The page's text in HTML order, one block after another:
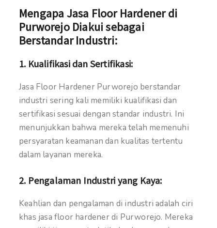
Mengapa Jasa Floor Hardener di
Purworejo Diakui sebagai
Berstandar Industri:
1. Kualifikasi dan Sertifikasi:
Jasa Floor Hardener Purworejo berstandar
industri sering kali memiliki kualifikasi dan
sertifikasi sesuai dengan standar industri. Ini
menunjukkan bahwa mereka telah memenuhi
persyaratan keamanan dan kualitas tertentu
dalam layanan mereka.
2. Pengalaman Industri yang Kaya:
Keahlian dan pengalaman di industri adalah ciri
khas jasa floor hardener di Purworejo. Mereka